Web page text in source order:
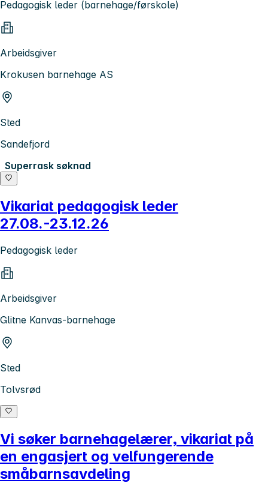
Pedagogisk leder (barnehage/førskole)
Arbeidsgiver
Krokusen barnehage AS
Sted
Sandefjord
Superrask søknad
Vikariat pedagogisk leder
27.08.-23.12.26
Pedagogisk leder
Arbeidsgiver
Glitne Kanvas-barnehage
Sted
Tolvsrød
Vi søker barnehagelærer, vikariat på
en engasjert og velfungerende
småbarnsavdeling